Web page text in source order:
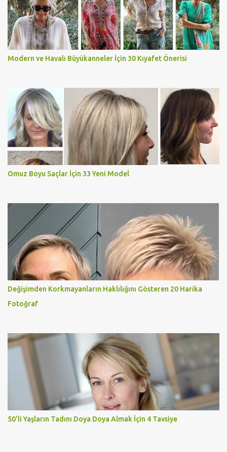
Modern ve Havalı Büyükanneler İçin 30 Kıyafet Önerisi
Omuz Boyu Saçlar İçin 33 Yeni Model
Değişimden Korkmayanların Haklılığını Gösteren 20 Harika
Fotoğraf
50'li Yaşların Tadını Doya Doya Almak İçin 4 Tavsiye